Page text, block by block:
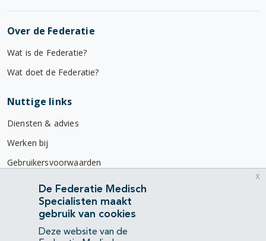
Over de Federatie
Wat is de Federatie?
Wat doet de Federatie?
Nuttige links
Diensten & advies
Werken bij
Gebruikersvoorwaarden
Privacyverklaring
Contact
Mercatorlaan 1200
De Federatie Medisch
Specialisten maakt
gebruik van cookies
Deze website van de
x